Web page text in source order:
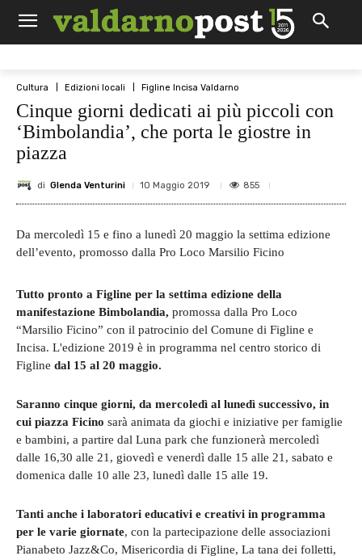
Cultura Edizioni locali Figline Incisa Valdarno
Cinque giorni dedicati ai più piccoli con
‘Bimbolandia’, che porta le giostre in
piazza
di Glenda Venturini 10 Maggio 2019 855
Da mercoledì 15 e fino a lunedì 20 maggio la settima edizione
dell’evento, promosso dalla Pro Loco Marsilio Ficino
Tutto pronto a Figline per la settima edizione della
manifestazione Bimbolandia, promossa dalla Pro Loco
“Marsilio Ficino” con il patrocinio del Comune di Figline e
Incisa. L'edizione 2019 è in programma nel centro storico di
Figline dal 15 al 20 maggio.
Saranno cinque giorni, da mercoledì al lunedì successivo, in
cui piazza Ficino sarà animata da giochi e iniziative per famiglie
e bambini, a partire dal Luna park che funzionerà mercoledì
dalle 16,30 alle 21, giovedì e venerdì dalle 15 alle 21, sabato e
domenica dalle 10 alle 23, lunedì dalle 15 alle 19.
Tanti anche i laboratori educativi e creativi in programma
per le varie giornate, con la partecipazione delle associazioni
Pianabeto Jazz&Co, Misericordia di Figline, La tana dei folletti,